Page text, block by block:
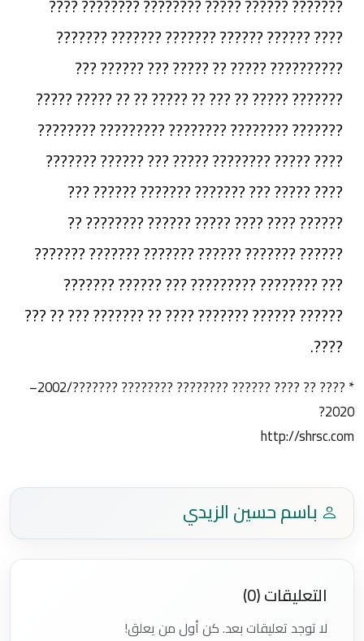
??????? ?????? ????? ???????? ???????? ????
???? ?????? ?????? ??????? ??????? ???????
?????????? ????? ?? ????? ??? ?????? ???
??????? ????? ?? ??? ?? ????? ?? ?? ????? ?????
??????? ???????? ???????? ????????? ????????
???? ????? ???????? ????? ??? ?????? ???????
???? ????? ??? ??????? ??????? ?????? ???
?????? ???? ???? ????? ?????? ???????? ??
?????? ??????? ?????? ??????? ??????? ???????
??? ???????? ????????? ??? ?????? ???????
?????? ?????? ??????? ???? ?? ??????? ??? ?? ???
????.
* ???? ?? ???? ?????? ???????? ???????? ???????/2002–
2020?
http://shrsc.com
باسم حسين الزيدي
التعليقات (0)
لا توجد تعليقات بعد. كن أول من يعلق!